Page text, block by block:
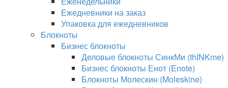
Ежедневники на заказ
Упаковка для ежедневников
Блокноты
Бизнес блокноты
Деловые блокноты СинкМи (thINKme)
Бизнес блокноты Енот (Enote)
Блокноты Молескин (Moleskine)